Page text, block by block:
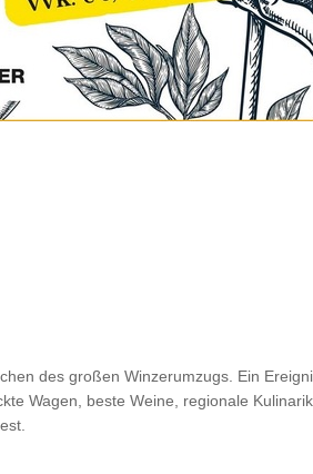
des großen Winzerumzugs. Ein
Wagen, beste Weine, regionale